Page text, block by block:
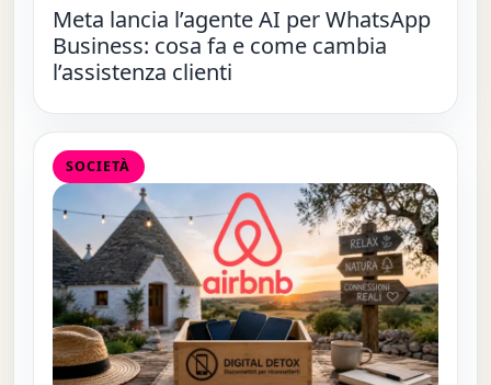
Meta lancia l’agente AI per WhatsApp
Business: cosa fa e come cambia
l’assistenza clienti
SOCIETÀ